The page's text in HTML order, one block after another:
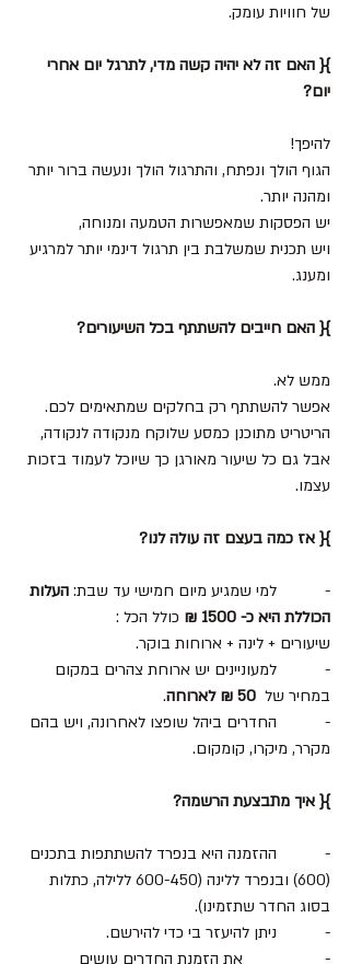
של חוויות עומק.
}{ האם זה לא יהיה קשה מדי, לתרגל יום אחרי
יום?
להיפך!
הגוף הולך ונפתח, והתרגול הולך ונעשה ברור יותר
ומהנה יותר.
יש הפסקות שמאפשרות הטמעה ומנוחה,
ויש תכנית שמשלבת בין תרגול דינמי יותר למרגיע
ומענג.
}{ האם חייבים להשתתף בכל השיעורים?
ממש לא.
אפשר להשתתף רק בחלקים שמתאימים לכם.
הריטריט מתוכנן כמסע שלוקח מנקודה לנקודה,
אבל גם כל שיעור מאורגן כך שיוכל לעמוד בזכות
עצמו.
}{ אז כמה בעצם זה עולה לנו?
-           למי שמגיע מיום חמישי עד שבת: העלות
הכוללת היא כ- 1500 ₪
שיעורים + לינה + ארוחות בוקר.
-           למעוניינים יש ארוחת צהרים במקום
במחיר של 50 ₪ לארוחה
.
-           החדרים ביהל שופצו לאחרונה, ויש בהם
מקרר, מיקרו, קומקום.
}{ איך מתבצעת הרשמה?
-           ההזמנה היא בנפרד להשתתפות בתכנים
(600) ובנפרד ללינה (600-450 ללילה, כתלות
בסוג החדר שתזמינו).
-           ניתן להיעזר בי כדי להירשם.
-		את הזמנת החדרים עושים